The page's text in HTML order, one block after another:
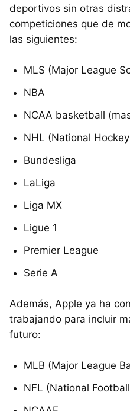
deportivos sin otras
competiciones que de
las siguientes:
MLS (Major League
NBA
NCAA basketball
NHL (National
Bundesliga
LaLiga
Liga MX
Ligue 1
Premier League
Serie A
Además, Apple ya ha
trabajando para incluir
futuro:
MLB (Major League
NFL (National